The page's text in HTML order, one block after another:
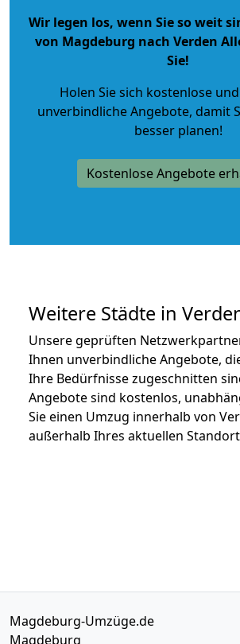
Wir legen los, wenn Sie so weit
von Magdeburg nach Verden
Sie!
Holen Sie sich kostenlose
unverbindliche Angebote, damit
besser planen!
Kostenlose Angebote
Weitere Städte in
Unsere geprüften
Ihnen unverbindliche Angebote,
Ihre Bedürfnisse zugeschnitten
Angebote sind kostenlos,
Sie einen Umzug innerhalb von
außerhalb Ihres aktuellen
Magdeburg-Umzüge.de
Magdeburg